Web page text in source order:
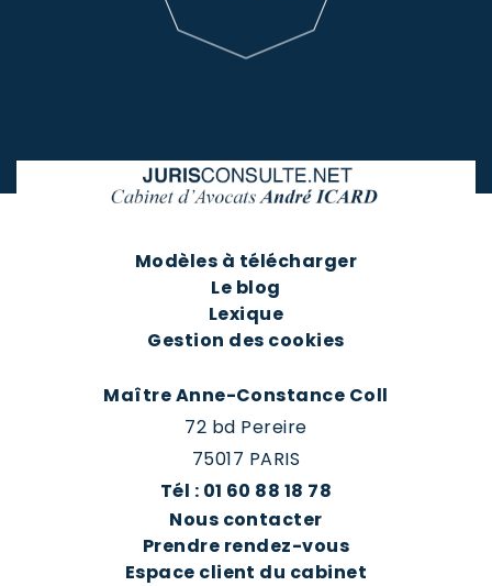
Modèles à télécharger
Le blog
Lexique
Gestion des cookies
Maître Anne-Constance Coll
72 bd Pereire
75017 PARIS
Tél : 01 60 88 18 78
Nous contacter
Prendre rendez-vous
Espace client du cabinet